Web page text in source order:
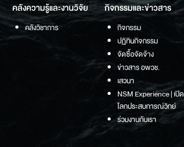
คลังความรู้และงานวิจัย
คลังวิชาการ
กิจกรรมและข่าวสาร
กิจกรรม
ปฏิทินกิจกรรม
จัดซื้อจัดจ้าง
ข่าวสาร อพวช.
เสวนา
NSM Experience | เปิด
โลกประสบการณ์วิทย์
ร่วมงานกับเรา